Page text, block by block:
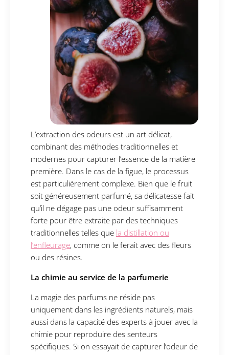
L’extraction des odeurs est un art délicat,
combinant des méthodes traditionnelles et
modernes pour capturer l’essence de la matière
première. Dans le cas de la figue, le processus
est particulièrement complexe. Bien que le fruit
soit généreusement parfumé, sa délicatesse fait
qu’il ne dégage pas une odeur suffisamment
forte pour être extraite par des techniques
traditionnelles telles que la distillation ou
l’enfleurage, comme on le ferait avec des fleurs
ou des résines.
La chimie au service de la parfumerie
La magie des parfums ne réside pas
uniquement dans les ingrédients naturels, mais
aussi dans la capacité des experts à jouer avec la
chimie pour reproduire des senteurs
spécifiques. Si on essayait de capturer l’odeur de